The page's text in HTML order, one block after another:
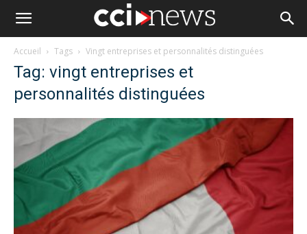
Accueil Tags Vingt entreprises et personnalités distinguées
Tag: vingt entreprises et
personnalités distinguées